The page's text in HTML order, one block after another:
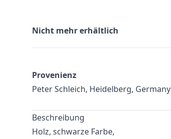
Nicht mehr erhältlich
Provenienz
Peter Schleich, Heidelberg, Germany
Beschreibung
Holz, schwarze Farbe,